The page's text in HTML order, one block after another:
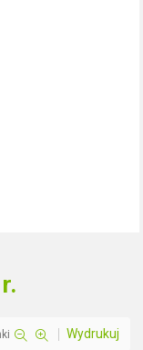
Wydrukuj